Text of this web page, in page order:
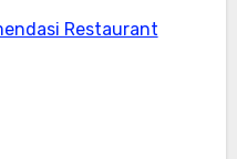
Restaurant